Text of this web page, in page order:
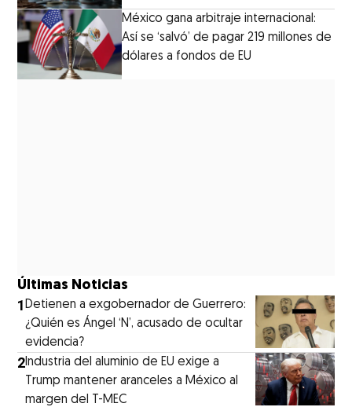
México gana arbitraje internacional:
Así se ‘salvó’ de pagar 219 millones de
dólares a fondos de EU
Últimas Noticias
1Detienen a exgobernador de Guerrero:
¿Quién es Ángel ‘N’, acusado de ocultar
evidencia?
2Industria del aluminio de EU exige a
Trump mantener aranceles a México al
margen del T-MEC